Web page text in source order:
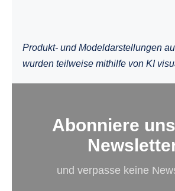
Produkt- und Modeldarstellungen
wurden teilweise mithilfe von KI
Abonniere
und verpasse keine